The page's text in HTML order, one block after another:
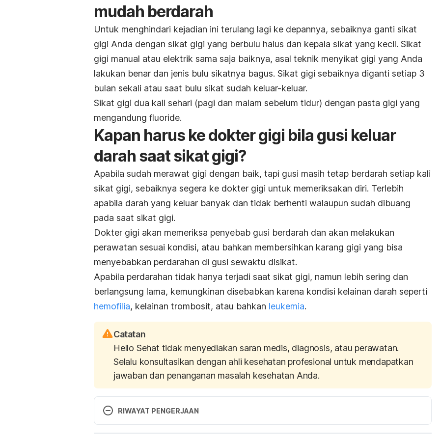
mudah berdarah
Untuk menghindari kejadian ini terulang lagi ke depannya, sebaiknya ganti sikat
gigi Anda dengan sikat gigi yang berbulu halus dan kepala sikat yang kecil. Sikat
gigi manual atau elektrik sama saja baiknya, asal teknik menyikat gigi yang Anda
lakukan benar dan jenis bulu sikatnya bagus. Sikat gigi sebaiknya diganti setiap 3
bulan sekali atau saat bulu sikat sudah keluar-keluar.
Sikat gigi dua kali sehari (pagi dan malam sebelum tidur) dengan pasta gigi yang
mengandung fluoride.
Kapan harus ke dokter gigi bila gusi keluar
darah saat sikat gigi?
Apabila sudah merawat gigi dengan baik, tapi gusi masih tetap berdarah setiap kali
sikat gigi, sebaiknya segera ke dokter gigi untuk memeriksakan diri. Terlebih
apabila darah yang keluar banyak dan tidak berhenti walaupun sudah dibuang
pada saat sikat gigi.
Dokter gigi akan memeriksa penyebab gusi berdarah dan akan melakukan
perawatan sesuai kondisi, atau bahkan membersihkan karang gigi yang bisa
menyebabkan perdarahan di gusi sewaktu disikat.
Apabila perdarahan tidak hanya terjadi saat sikat gigi, namun lebih sering dan
berlangsung lama, kemungkinan disebabkan karena kondisi kelainan darah seperti
hemofilia, kelainan trombosit, atau bahkan leukemia.
Catatan
Hello Sehat tidak menyediakan saran medis, diagnosis, atau perawatan.
Selalu konsultasikan dengan ahli kesehatan profesional untuk mendapatkan
jawaban dan penanganan masalah kesehatan Anda.
RIWAYAT PENGERJAAN